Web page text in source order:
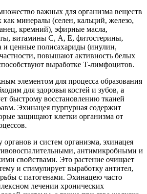
важных для организма веществ
как минералы (селен, кальций, железо,
кремний), эфирные масла,
витамины С, А, Е, фитостерины,
и ценные полисахариды (инулин,
повышают активность белых
выработке Т-лимфоцитов.
элементом для процесса образования
для здоровья костей и зубов, а
быстрому восстановлению тканей
Эхинацея пурпурная содержит
защищают клетки организма от
и систем организма, эхинацея
антимикробными и
свойствами. Это растение очищает
и стимулирует выработку антител,
с патогенами. Эхинацею часто
лечении хронических